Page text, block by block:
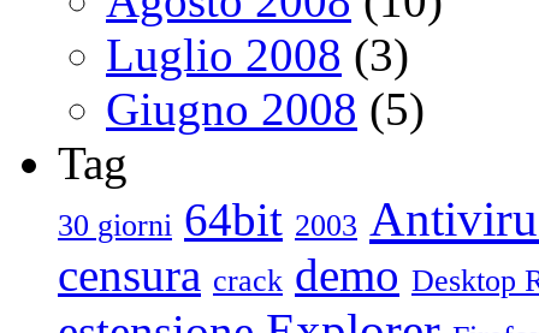
Luglio 2008 (3)
Giugno 2008 (5)
Tag
30 giorni 64bit 2003
censura crack demo Desktop